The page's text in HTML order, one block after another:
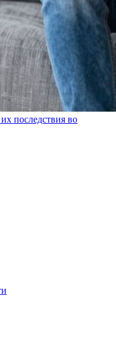
последствия во